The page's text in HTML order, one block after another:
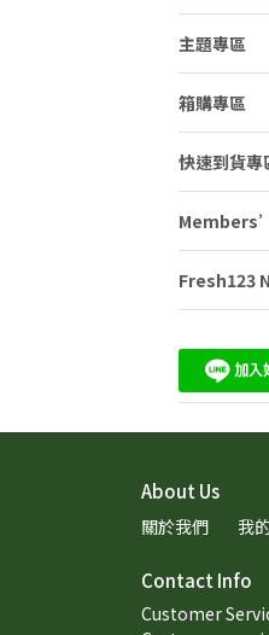
主題專區
箱購專區
快速到貨專
Fresh123
About Us
關於我們 我
Contact Info
Customer